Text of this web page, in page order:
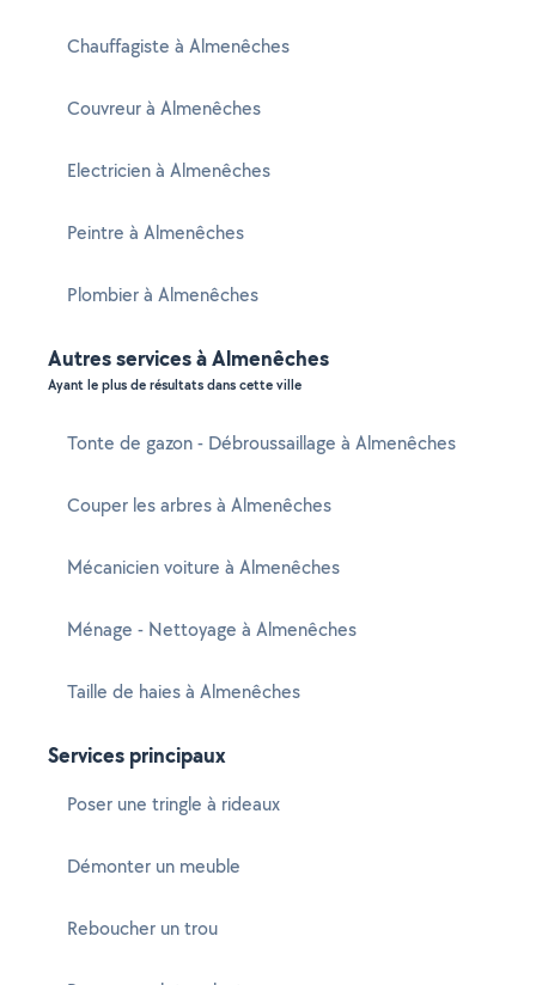
Chauffagiste à Almenêches
Couvreur à Almenêches
Electricien à Almenêches
Peintre à Almenêches
Plombier à Almenêches
Autres services à Almenêches
Ayant le plus de résultats dans cette ville
Tonte de gazon - Débroussaillage à Almenêches
Couper les arbres à Almenêches
Mécanicien voiture à Almenêches
Ménage - Nettoyage à Almenêches
Taille de haies à Almenêches
Services principaux
Poser une tringle à rideaux
Démonter un meuble
Reboucher un trou